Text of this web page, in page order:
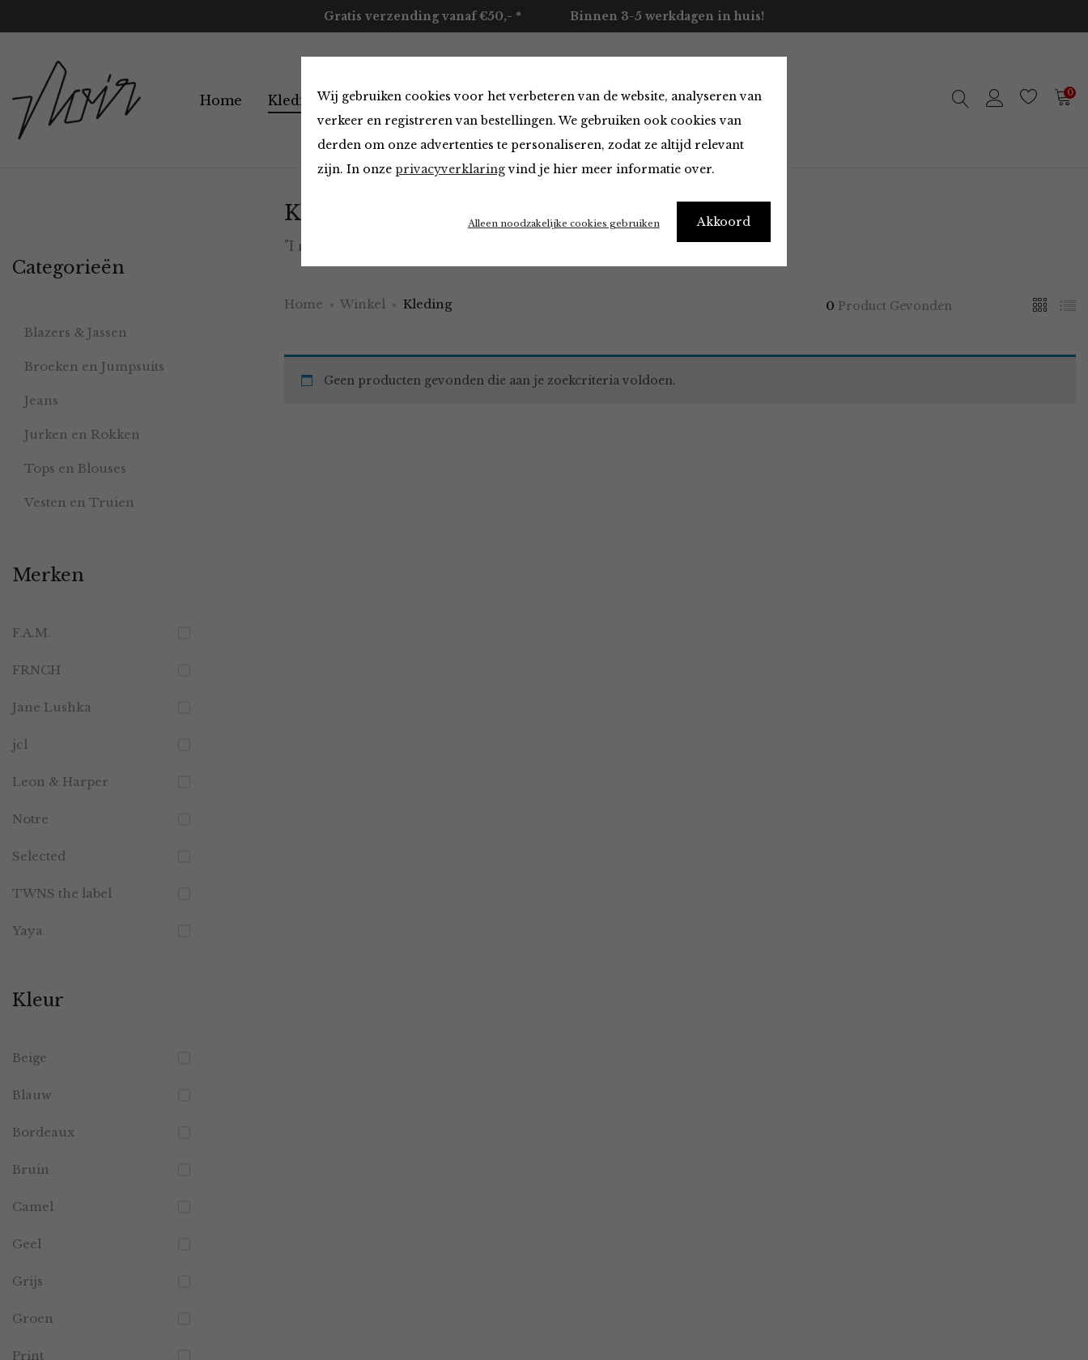
Wij gebruiken cookies voor het verbeteren van de website, analyseren van
verkeer en registreren van bestellingen. We gebruiken ook cookies van
derden om onze advertenties te personaliseren, zodat ze altijd relevant
zijn. In onze privacyverklaringvind je hier meer informatie over.
Akkoord
Alleen noodzakelijke cookies gebruiken
Gratis verzending vanaf €50,- * Binnen 3-5 werkdagen in huis!
Home Kleding Accessoires Merken Over ons Contact 0
Kleding van
"I really need new clothes" – Me every morning
Home Winkel Kleding 0 Product Gevonden
Geen producten gevonden die aan je zoekcriteria voldoen.
Categorieën
Blazers & Jassen
Broeken en Jumpsuits
Jeans
Jurken en Rokken
Tops en Blouses
Vesten en Truien
Merken
F.A.M.
FRNCH
Jane Lushka
jcl
Leon & Harper
Notre
Selected
TWNS the label
Yaya
Kleur
Beige
Blauw
Bordeaux
Bruin
Camel
Geel
Grijs
Groen
Print